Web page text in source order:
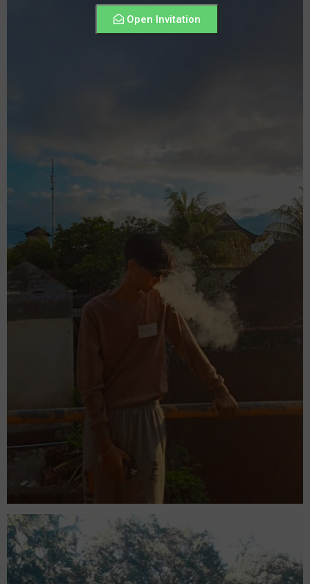
Open Invitation